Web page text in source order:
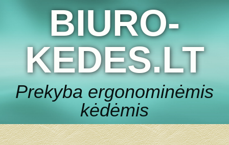
BIURO-
KEDES.LT
Prekyba ergonominėmis
kėdėmis